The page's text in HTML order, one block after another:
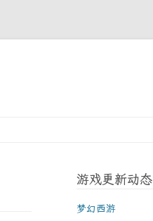
游戏更新动态
梦幻西游